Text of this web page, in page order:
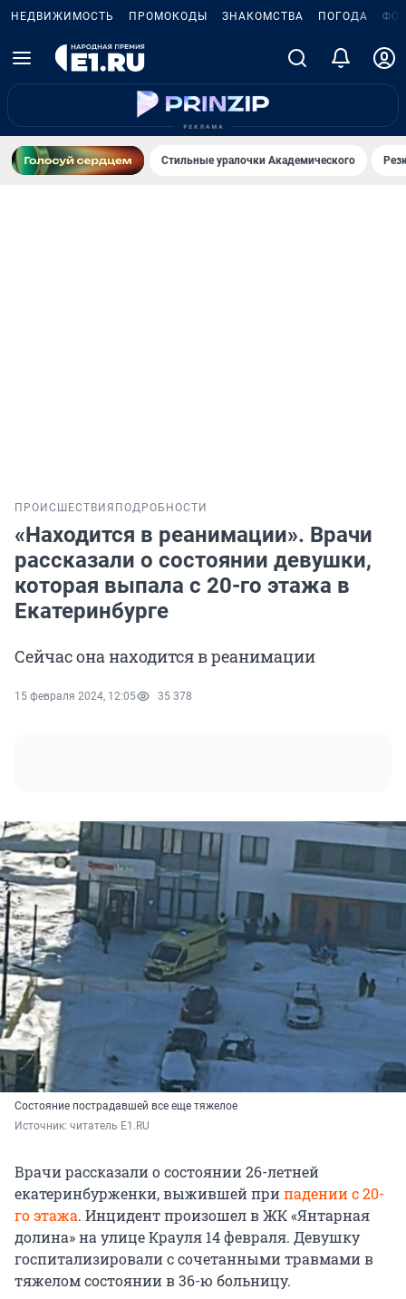
НЕДВИЖИМОСТЬ ПРОМОКОДЫ ЗНАКОМСТВА ПОГОДА
Стильные уралочки Академического
ПРОИСШЕСТВИЯ ПОДРОБНОСТИ
«Находится в реанимации». Врачи
рассказали о состоянии девушки,
которая выпала с 20-го этажа в
Екатеринбурге
Сейчас она находится в реанимации
15 февраля 2024, 12:05 35 378
Состояние пострадавшей все еще тяжелое
Источник: читатель E1.RU
Врачи рассказали о состоянии 26-летней
екатеринбурженки, выжившей припадении с 20-
го этажа. Инцидент произошел в ЖК «Янтарная
долина» на улице Крауля 14 февраля. Девушку
госпитализировали с сочетанными травмами в
тяжелом состоянии в 36-ю больницу.